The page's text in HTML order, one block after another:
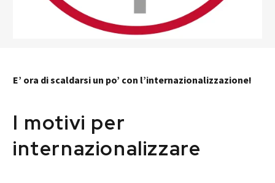
E’ ora di scaldarsi un po’ con l’internazionalizzazione!
I motivi per
internazionalizzare